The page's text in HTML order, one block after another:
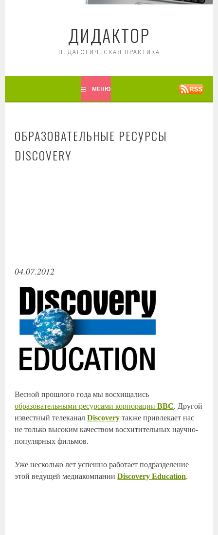
ДИДАКТОР
ПЕДАГОГИЧЕСКАЯ ПРАКТИКА
МЕНЮ
ОБРАЗОВАТЕЛЬНЫЕ РЕСУРСЫ
DISCOVERY
04.07.2012
Весной прошлого года мы восхищались
образовательными ресурсами корпорацииВВС. Другой
известный телеканалDiscovery также привлекает нас
не только высоким качеством восхитительных научно-
популярных фильмов.
Уже несколько лет успешно работает подразделение
этой ведущей медиакомпанииDiscovery Education.